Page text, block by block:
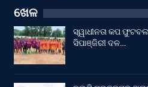
ଖେଳ
ସ୍ୱାଧୀନତା କପ
ସିପାଞ୍ଜିରୀ ଦଳ…